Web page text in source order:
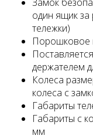
один ящик
тележки)
Порошковое
держателем
Колеса
колеса с
Габариты
Габариты с
мм